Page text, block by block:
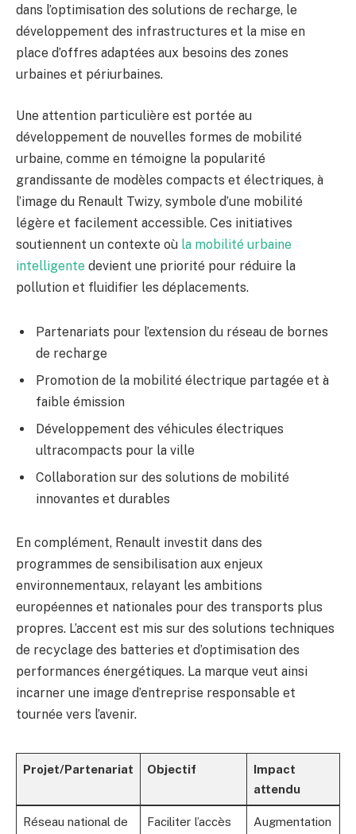
dans l’optimisation des solutions de recharge, le
développement des infrastructures et la mise en
place d’offres adaptées aux besoins des zones
urbaines et périurbaines.
Une attention particulière est portée au
développement de nouvelles formes de mobilité
urbaine, comme en témoigne la popularité
grandissante de modèles compacts et électriques, à
l’image du Renault Twizy, symbole d’une mobilité
légère et facilement accessible. Ces initiatives
soutiennent un contexte où la mobilité urbaine
intelligente devient une priorité pour réduire la
pollution et fluidifier les déplacements.
Partenariats pour l’extension du réseau de bornes
de recharge
Promotion de la mobilité électrique partagée et à
faible émission
Développement des véhicules électriques
ultracompacts pour la ville
Collaboration sur des solutions de mobilité
innovantes et durables
En complément, Renault investit dans des
programmes de sensibilisation aux enjeux
environnementaux, relayant les ambitions
européennes et nationales pour des transports plus
propres. L’accent est mis sur des solutions techniques
de recyclage des batteries et d’optimisation des
performances énergétiques. La marque veut ainsi
incarner une image d’entreprise responsable et
tournée vers l’avenir.
Projet/Partenariat Objectif
Impact
attendu
Réseau national de
Faciliter l’accès
Augmentation